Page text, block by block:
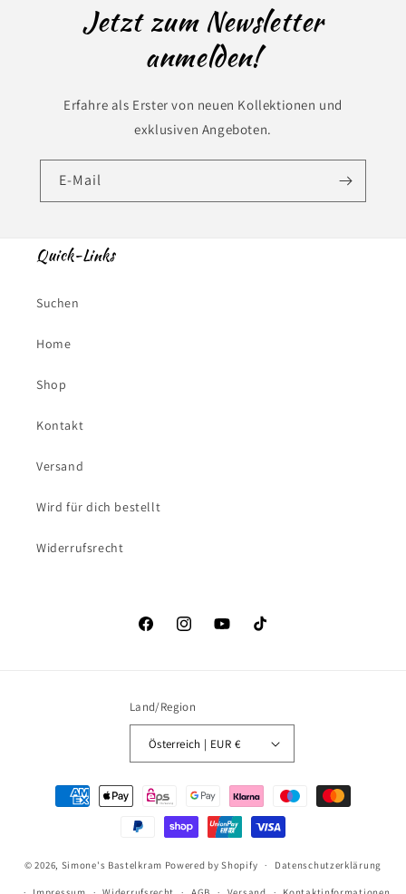
Jetzt zum Newsletter
anmelden!
Erfahre als Erster von neuen Kollektionen und
exklusiven Angeboten.
E-Mail
Quick-Links
Suchen
Home
Shop
Kontakt
Versand
Wird für dich bestellt
Widerrufsrecht
FacebookInstagramYouTubeTikTok
Land/Region
Österreich | EUR €
Zahlungsmethoden
© 2026, Simone's Bastelkram Powered by Shopify Datenschutzerklärung